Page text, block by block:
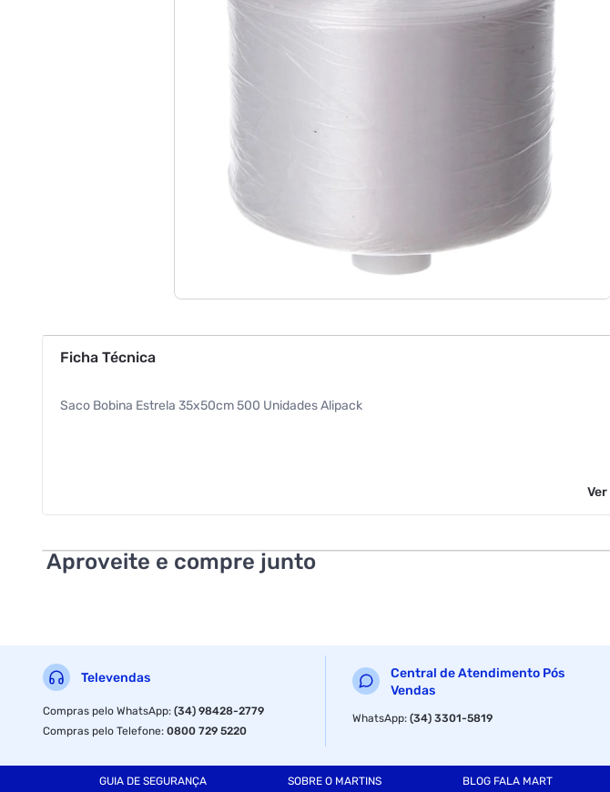
Ficha Técnica
Saco Bobina Estrela 35x50cm 500 Unidades Alipack
Ver
Aproveite e compre junto
Televendas
Compras pelo WhatsApp:(34) 98428-2779
Compras pelo Telefone:0800 729 5220
Central de Atendimento Pós
Vendas
WhatsApp:(34) 3301-5819
GUIA DE SEGURANÇA SOBRE O MARTINS BLOG FALA MART